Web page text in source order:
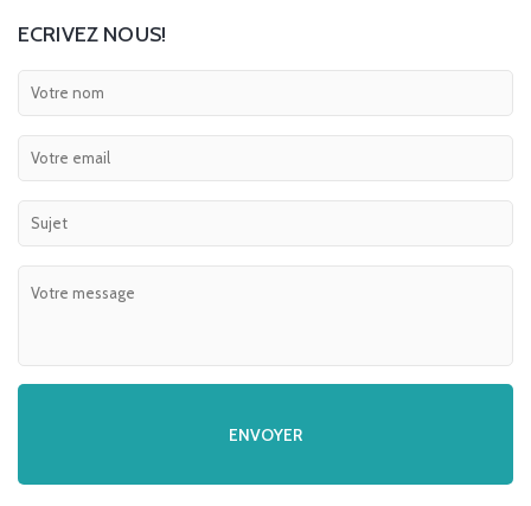
ECRIVEZ NOUS!